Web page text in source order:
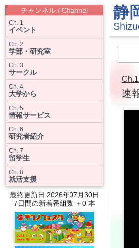
静
チャンネル / Channel
Ch. 1
イベント
Ch. 2
学部・研究室
Ch. 3
サークル
Ch. 4
大学から
Ch. 5
情報サービス
Ch. 6
研究者紹介
Ch. 7
留学生
Ch. 8
就活支援
最終更新日 2026年07月30日
7日間の新着番組数 ＋0 本
速